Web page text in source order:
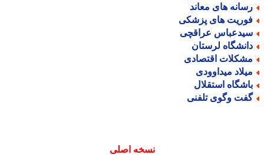
های معاند
های پزشکی
عراقچی
لرستان
اقتصادی
میداوودی
استقلال
وگوی تلفنی
نسخه اصلی